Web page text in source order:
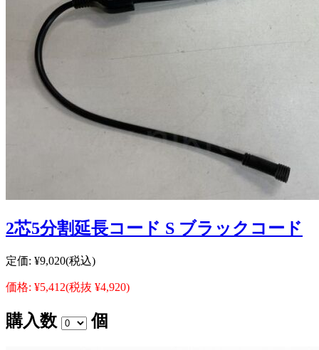
2芯5分割延長コード S ブラックコード
定価: ¥9,020(税込)
価格: ¥5,412(税抜 ¥4,920)
購入数 個